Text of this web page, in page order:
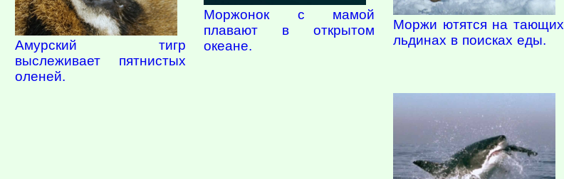
Амурский тигр
выслеживает пятнистых
оленей.
Моржонок с мамой
плавают в открытом
океане.
Моржи ютятся на тающих
льдинах в поисках еды.